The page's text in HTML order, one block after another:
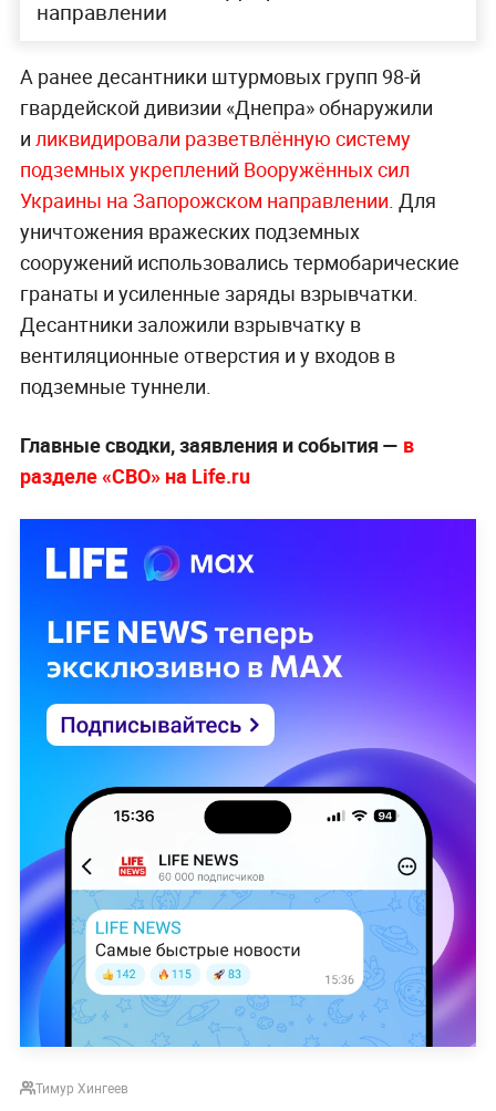
направлении
А ранее десантники штурмовых групп 98-й
гвардейской дивизии «Днепра» обнаружили
и ликвидировали разветвлённую систему
подземных укреплений Вооружённых сил
Украины на Запорожском направлении . Для
уничтожения вражеских подземных
сооружений использовались термобарические
гранаты и усиленные заряды взрывчатки.
Десантники заложили взрывчатку в
вентиляционные отверстия и у входов в
подземные туннели.
Главные сводки, заявления и события — в
разделе «СВО» на Life.ru
Тимур Хингеев